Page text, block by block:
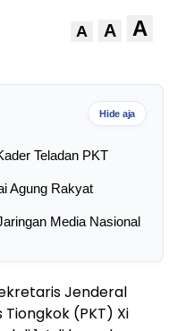
A A A
Hide aja
Teladan PKT
Agung Rakyat
Media Nasional
Jenderal
(PKT) Xi